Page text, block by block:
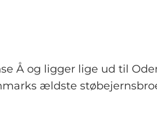
Å og ligger lige ud til
ældste